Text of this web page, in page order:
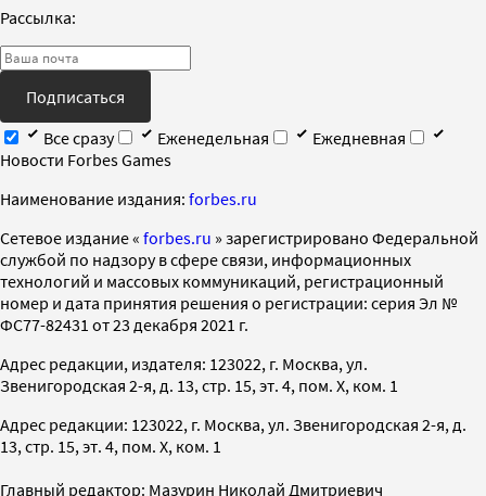
Рассылка:
Подписаться
Все сразу
Еженедельная
Ежедневная
Новости Forbes Games
Наименование издания: forbes.ru
Cетевое издание « forbes.ru » зарегистрировано Федеральной
службой по надзору в сфере связи, информационных
технологий и массовых коммуникаций, регистрационный
номер и дата принятия решения о регистрации: серия Эл №
ФС77-82431 от 23 декабря 2021 г.
Адрес редакции, издателя: 123022, г. Москва, ул.
Звенигородская 2-я, д. 13, стр. 15, эт. 4, пом. X, ком. 1
Адрес редакции: 123022, г. Москва, ул. Звенигородская 2-я, д.
13, стр. 15, эт. 4, пом. X, ком. 1
Главный редактор: Мазурин Николай Дмитриевич